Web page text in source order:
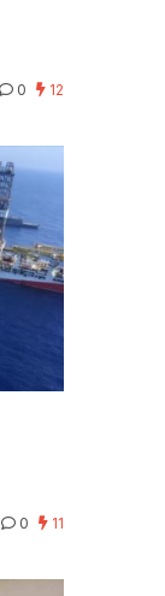
0 12
0 11